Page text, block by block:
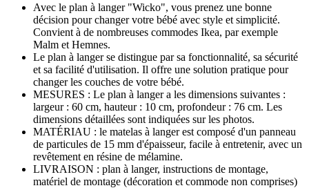
Avec le plan à langer "Wicko", vous prenez une bonne
décision pour changer votre bébé avec style et simplicité.
Convient à de nombreuses commodes Ikea, par exemple
Malm et Hemnes.
Le plan à langer se distingue par sa fonctionnalité, sa sécurité
et sa facilité d'utilisation. Il offre une solution pratique pour
changer les couches de votre bébé.
MESURES : Le plan à langer a les dimensions suivantes :
largeur : 60 cm, hauteur : 10 cm, profondeur : 76 cm. Les
dimensions détaillées sont indiquées sur les photos.
MATÉRIAU : le matelas à langer est composé d'un panneau
de particules de 15 mm d'épaisseur, facile à entretenir, avec un
revêtement en résine de mélamine.
LIVRAISON : plan à langer, instructions de montage,
matériel de montage (décoration et commode non comprises)